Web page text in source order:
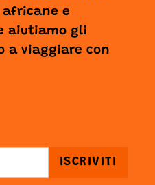
e
aiutiamo gli
a viaggiare con
ISCRIVITI